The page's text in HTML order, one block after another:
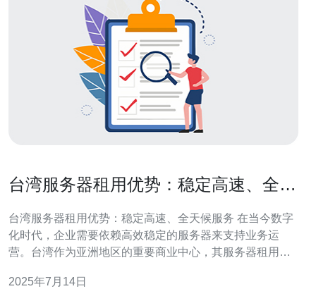
台湾服务器租用优势：稳定高速、全天
台湾服务器租用优势：稳定高速、全天候服务 在当今数字
化时代，企业需要依赖高效稳定的服务器来支持业务运
营。台湾作为亚洲地区的重要商业中心，其服务器租用优
定高速的网络环境和全天候的服务支持。 台湾拥有先进的
2025年7月14日